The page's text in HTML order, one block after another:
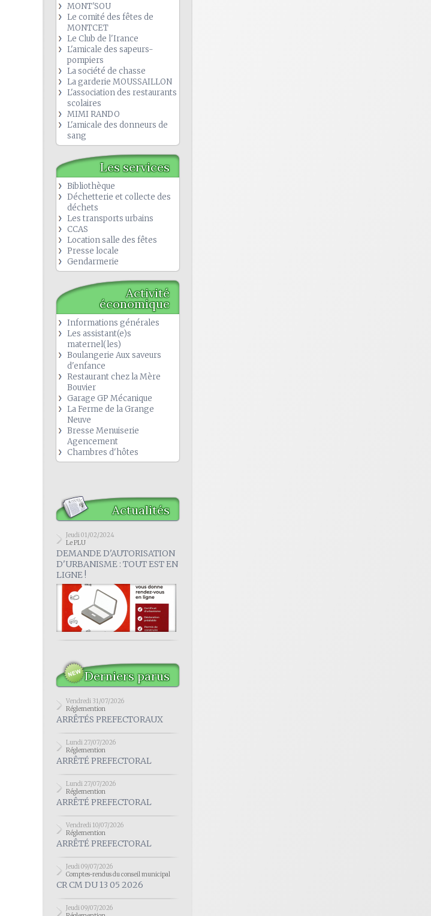
MONT'SOU
Le comité des fêtes de
MONTCET
Le Club de l'Irance
L'amicale des sapeurs-
pompiers
La société de chasse
La garderie MOUSSAILLON
L'association des restaurants
scolaires
MIMI RANDO
L'amicale des donneurs de
sang
Les services
Bibliothèque
Déchetterie et collecte des
déchets
Les transports urbains
CCAS
Location salle des fêtes
Presse locale
Gendarmerie
Activité
économique
Informations générales
Les assistant(e)s
maternel(les)
Boulangerie Aux saveurs
d'enfance
Restaurant chez la Mère
Bouvier
Garage GP Mécanique
La Ferme de la Grange
Neuve
Bresse Menuiserie
Agencement
Chambres d'hôtes
Actualités
Jeudi 01/02/2024
Le PLU
DEMANDE D'AUTORISATION
D'URBANISME : TOUT EST EN
LIGNE !
Derniers parus
Vendredi 31/07/2026
Réglemention
ARRÊTÉS PREFECTORAUX
Lundi 27/07/2026
Réglemention
ARRÊTÉ PREFECTORAL
Lundi 27/07/2026
Réglemention
ARRÊTÉ PREFECTORAL
Vendredi 10/07/2026
Réglemention
ARRÊTÉ PREFECTORAL
Jeudi 09/07/2026
Comptes-rendus du conseil municipal
CR CM DU 13 05 2026
Jeudi 09/07/2026